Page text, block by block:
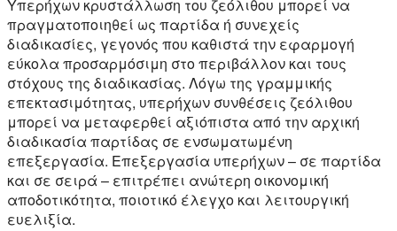
Υπερήχων κρυστάλλωση του ζεόλιθου μπορεί να
πραγματοποιηθεί ως παρτίδα ή συνεχείς
διαδικασίες, γεγονός που καθιστά την εφαρμογή
εύκολα προσαρμόσιμη στο περιβάλλον και τους
στόχους της διαδικασίας. Λόγω της γραμμικής
επεκτασιμότητας, υπερήχων συνθέσεις ζεόλιθου
μπορεί να μεταφερθεί αξιόπιστα από την αρχική
διαδικασία παρτίδας σε ενσωματωμένη
επεξεργασία. Επεξεργασία υπερήχων – σε παρτίδα
και σε σειρά – επιτρέπει ανώτερη οικονομική
αποδοτικότητα, ποιοτικό έλεγχο και λειτουργική
ευελιξία.